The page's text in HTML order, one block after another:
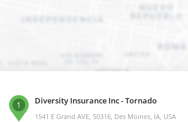
1 Diversity Insurance Inc - Tornado
1541 E Grand AVE, 50316, Des Moines, IA, USA